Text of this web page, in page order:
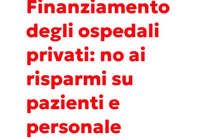
Finanziamento
degli ospedali
privati: no ai
risparmi su
pazienti e
personale